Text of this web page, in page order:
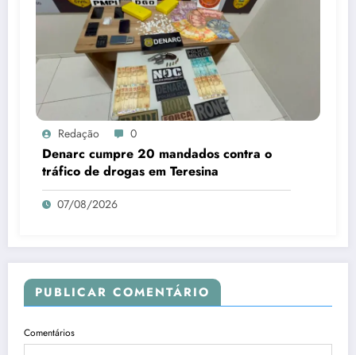
Redação 0
Denarc cumpre 20 mandados contra o
tráfico de drogas em Teresina
07/08/2026
PUBLICAR COMENTÁRIO
Comentários